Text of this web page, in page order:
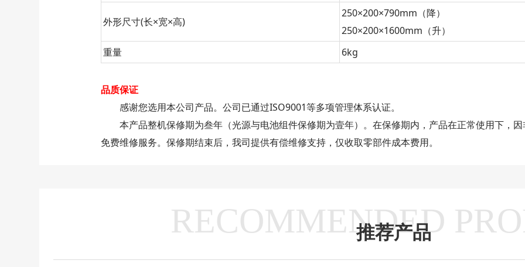
外形尺寸(长×宽×高)
250×200×790mm（降）
250×200×1600mm（升）
重量
6kg
品质保证
感谢您选用本公司产品。公司已通过ISO9001等多项管理体系认证。
本产品整机保修期为叁年（光源与电池组件保修期为壹年）。在保修期内，产品在正常使用下，
免费维修服务。保修期结束后，我司提供有偿维修支持，仅收取零部件成本费用。
RECOMMENDED
推荐产品